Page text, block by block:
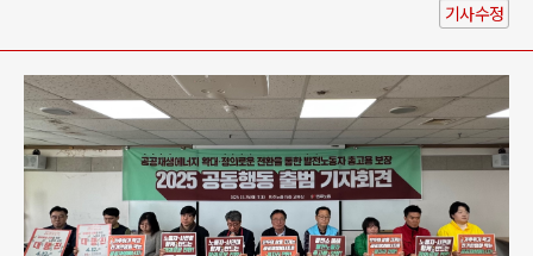
기사수정